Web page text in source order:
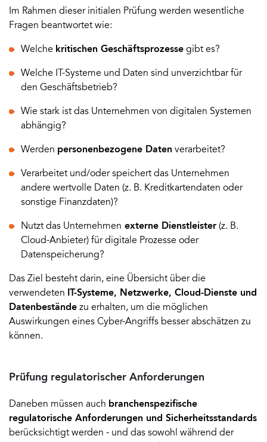
Im Rahmen dieser initialen Prüfung werden wesentliche
Fragen beantwortet wie:
Welche kritischen Geschäftsprozesse gibt es?
Welche IT-Systeme und Daten sind unverzichtbar für
den Geschäftsbetrieb?
Wie stark ist das Unternehmen von digitalen Systemen
abhängig?
Werden personenbezogene Daten verarbeitet?
Verarbeitet und/oder speichert das Unternehmen
andere wertvolle Daten (z. B. Kreditkartendaten oder
sonstige Finanzdaten)?
Nutzt das Unternehmen externe Dienstleister (z. B.
Cloud-Anbieter) für digitale Prozesse oder
Datenspeicherung?
Das Ziel besteht darin, eine Übersicht über die
verwendeten
IT-Systeme, Netzwerke, Cloud-Dienste und
Datenbestände zu erhalten, um die möglichen
Auswirkungen eines Cyber-Angriffs besser abschätzen zu
können.
Prüfung regulatorischer Anforderungen
Daneben müssen auch branchenspezifische
regulatorische Anforderungen und Sicherheitsstandards
berücksichtigt werden - und das sowohl während der